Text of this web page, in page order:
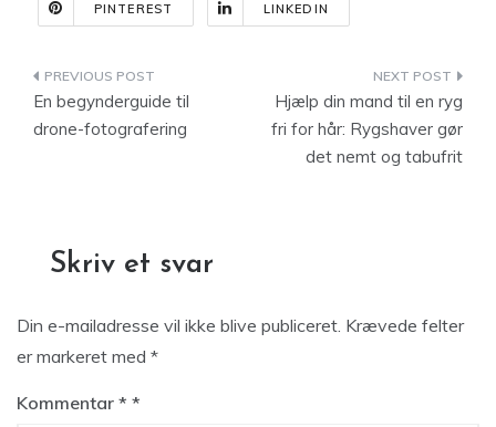
PINTEREST LINKEDIN
Indlægsnavigation
En begynderguide til
drone-fotografering
Hjælp din mand til en ryg
fri for hår: Rygshaver gør
det nemt og tabufrit
Skriv et svar
Din e-mailadresse vil ikke blive publiceret. Krævede felter
er markeret med *
Kommentar *